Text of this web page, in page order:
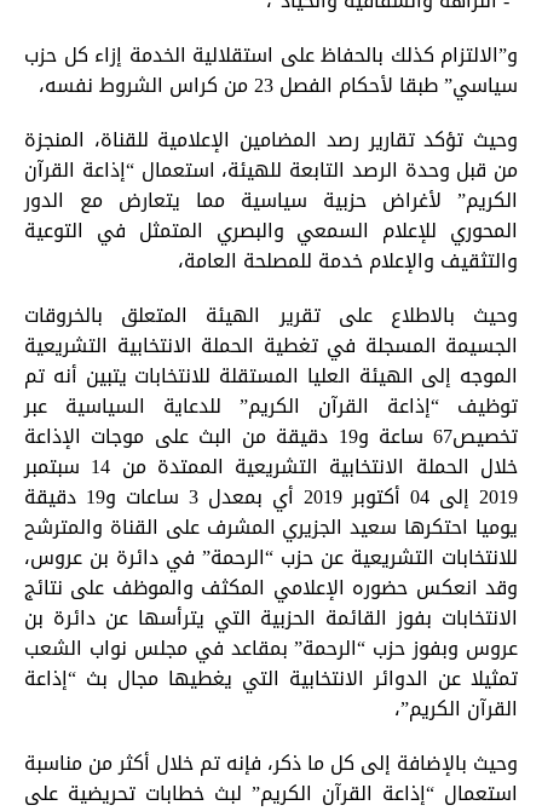
و”الالتزام كذلك بالحفاظ على استقلالية الخدمة إزاء كل حزب
سياسي” طبقا لأحكام الفصل 23 من كراس الشروط نفسه،
وحيث تؤكد تقارير رصد المضامين الإعلامية للقناة، المنجزة
من قبل وحدة الرصد التابعة للهيئة، استعمال “إذاعة القرآن
الكريم” لأغراض حزبية سياسية مما يتعارض مع الدور
المحوري للإعلام السمعي والبصري المتمثل في التوعية
والتثقيف والإعلام خدمة للمصلحة العامة،
وحيث بالاطلاع على تقرير الهيئة المتعلق بالخروقات
الجسيمة المسجلة في تغطية الحملة الانتخابية التشريعية
الموجه إلى الهيئة العليا المستقلة للانتخابات يتبين أنه تم
توظيف “إذاعة القرآن الكريم” للدعاية السياسية عبر
تخصيص67 ساعة و19 دقيقة من البث على موجات الإذاعة
خلال الحملة الانتخابية التشريعية الممتدة من 14 سبتمبر
2019 إلى 04 أكتوبر 2019 أي بمعدل 3 ساعات و19 دقيقة
يوميا احتكرها سعيد الجزيري المشرف على القناة والمترشح
للانتخابات التشريعية عن حزب “الرحمة” في دائرة بن عروس،
وقد انعكس حضوره الإعلامي المكثف والموظف على نتائج
الانتخابات بفوز القائمة الحزبية التي يترأسها عن دائرة بن
عروس وبفوز حزب “الرحمة” بمقاعد في مجلس نواب الشعب
تمثيلا عن الدوائر الانتخابية التي يغطيها مجال بث “إذاعة
القرآن الكريم”،
وحيث بالإضافة إلى كل ما ذكر، فإنه تم خلال أكثر من مناسبة
استعمال “إذاعة القرآن الكريم” لبث خطابات تحريضية على